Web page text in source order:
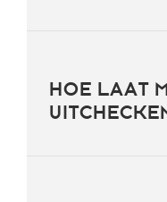
HOE LAAT